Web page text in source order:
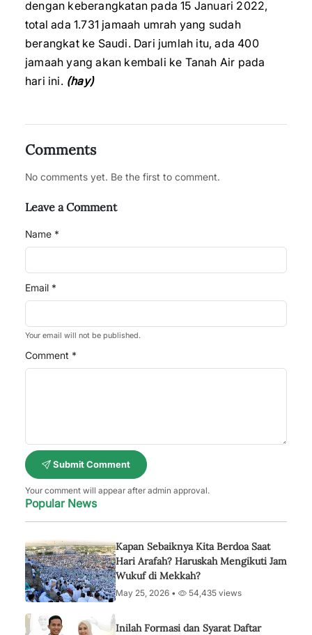
dengan keberangkatan pada 15 Januari 2022,
total ada 1.731 jamaah umrah yang sudah
berangkat ke Saudi. Dari jumlah itu, ada 400
jamaah yang akan kembali ke Tanah Air pada
hari ini. (hay)
Comments
No comments yet. Be the first to comment.
Leave a Comment
Name *
Email *
Your email will not be published.
Comment *
Submit Comment
Your comment will appear after admin approval.
Popular News
Kapan Sebaiknya Kita Berdoa Saat
Hari Arafah? Haruskah Mengikuti Jam
Wukuf di Mekkah?
May 25, 2026 • 54,435 views
Inilah Formasi dan Syarat Daftar